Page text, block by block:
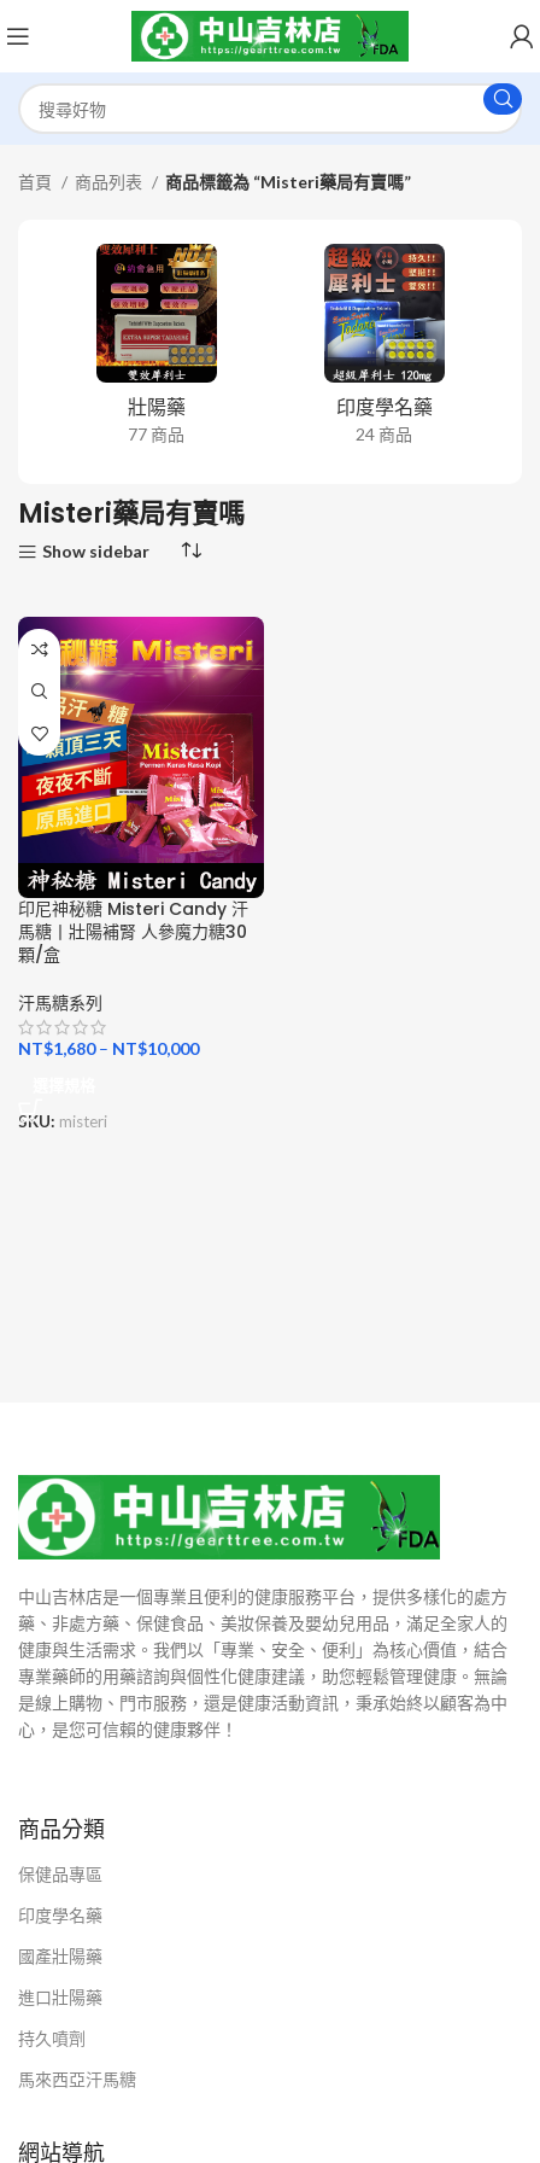
首頁 商品列表 商品標籤為 “Misteri藥局有賣嗎”
壯陽藥
77 商品
印度學名藥
24 商品
Misteri藥局有賣嗎
Show sidebar
印尼神秘糖 Misteri Candy 汗
馬糖丨壯陽補腎 人參魔力糖30
顆/盒
汗馬糖系列
NT$1,680– NT$10,000
SKU: misteri
中山吉林店是一個專業且便利的健康服務平台，提供多樣化的處方
藥、非處方藥、保健食品、美妝保養及嬰幼兒用品，滿足全家人的
健康與生活需求。我們以「專業、安全、便利」為核心價值，結合
專業藥師的用藥諮詢與個性化健康建議，助您輕鬆管理健康。無論
是線上購物、門市服務，還是健康活動資訊，秉承始終以顧客為中
心，是您可信賴的健康夥伴！
商品分類
保健品專區
印度學名藥
國產壯陽藥
進口壯陽藥
持久噴劑
馬來西亞汗馬糖
網站導航